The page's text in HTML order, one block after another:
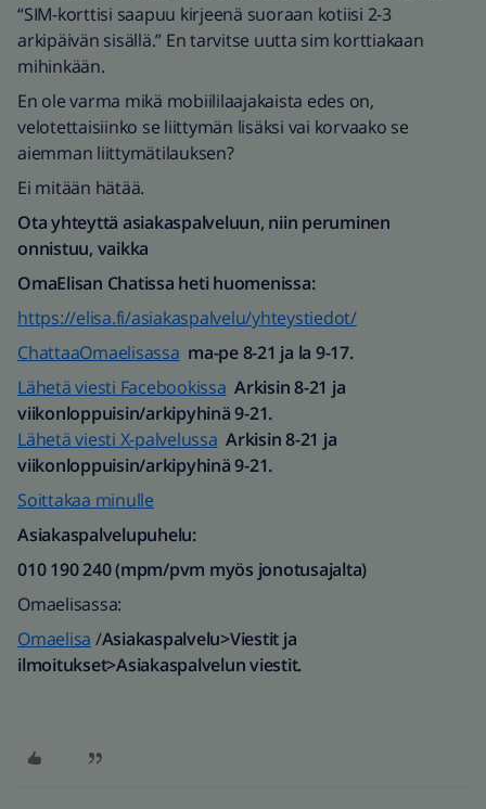
“SIM-korttisi saapuu kirjeenä suoraan kotiisi 2-3
arkipäivän sisällä.” En tarvitse uutta sim korttiakaan
mihinkään.
En ole varma mikä mobiililaajakaista edes on,
velotettaisiinko se liittymän lisäksi vai korvaako se
aiemman liittymätilauksen?
Ei mitään hätää.
Ota yhteyttä asiakaspalveluun, niin peruminen
onnistuu, vaikka
OmaElisan Chatissa heti huomenissa:
https://elisa.fi/asiakaspalvelu/yhteystiedot/
ChattaaOmaelisassa ma-pe 8-21 ja la 9-17.
Lähetä viesti Facebookissa Arkisin 8-21 ja
viikonloppuisin/arkipyhinä 9-21.
Lähetä viesti X-palvelussa Arkisin 8-21 ja
viikonloppuisin/arkipyhinä 9-21.
Soittakaa minulle
Asiakaspalvelupuhelu:
010 190 240 (mpm/pvm myös jonotusajalta)​
Omaelisassa:
Omaelisa /Asiakaspalvelu>Viestit ja
ilmoitukset>Asiakaspalvelun viestit.